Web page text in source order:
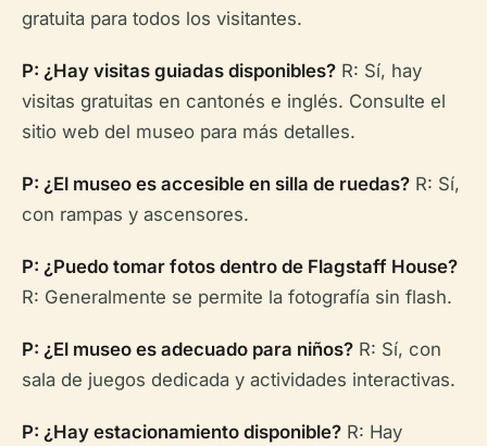
gratuita para todos los visitantes.
P: ¿Hay visitas guiadas disponibles? R: Sí, hay
visitas gratuitas en cantonés e inglés. Consulte el
sitio web del museo para más detalles.
P: ¿El museo es accesible en silla de ruedas? R: Sí,
con rampas y ascensores.
P: ¿Puedo tomar fotos dentro de Flagstaff House?
R: Generalmente se permite la fotografía sin flash.
P: ¿El museo es adecuado para niños? R: Sí, con
sala de juegos dedicada y actividades interactivas.
P: ¿Hay estacionamiento disponible? R: Hay